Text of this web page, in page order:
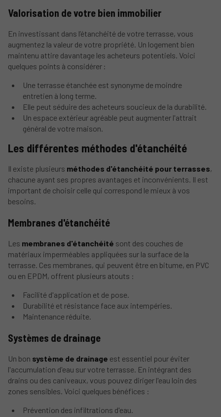
Valorisation de votre bien immobilier
En investissant dans l’étanchéité de votre terrasse, vous
augmentez la valeur de votre propriété. Un logement bien
maintenu attire davantage les acheteurs potentiels. Voici
quelques points à considérer :
Une terrasse étanchée est synonyme de moindre
entretien à long terme.
Elle peut séduire des acheteurs soucieux de la durabilité.
Un espace extérieur agréable peut augmenter l'attrait
général de votre maison.
Les différentes méthodes d'étanchéité
Il existe plusieurs méthodes d'étanchéité pour terrasses,
chacune ayant ses propres avantages et inconvénients. Il est
important de choisir celle qui correspond le mieux à vos
besoins.
Membranes d'étanchéité
Les membranes d'étanchéité sont des couches de
matériaux imperméables appliquées sur la surface de la
terrasse. Ces membranes, qui peuvent être en bitume, en PVC
ou en EPDM, offrent plusieurs atouts :
Facilité d'application et de pose.
Durabilité et résistance face aux intempéries.
Maintenance réduite.
Systèmes de drainage
Un bon système de drainage est essentiel pour éviter
l'accumulation d'eau sur votre terrasse. En intégrant des
drains ou des caniveaux, vous pouvez diriger l'eau loin des
zones sensibles. Voici quelques bénéfices :
Prévention des infiltrations d'eau.